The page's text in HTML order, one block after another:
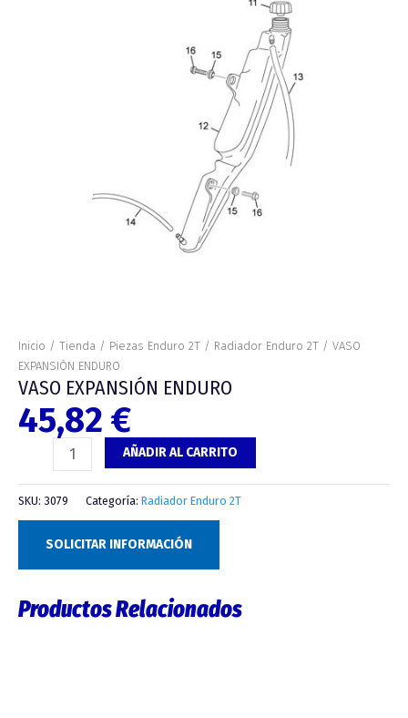
Inicio / Tienda / Piezas Enduro 2T / Radiador Enduro 2T / VASO
EXPANSIÓN ENDURO
VASO EXPANSIÓN ENDURO
45,82 €
AÑADIR AL CARRITO
SKU: 3079 Categoría: Radiador Enduro 2T
SOLICITAR INFORMACIÓN
Productos Relacionados